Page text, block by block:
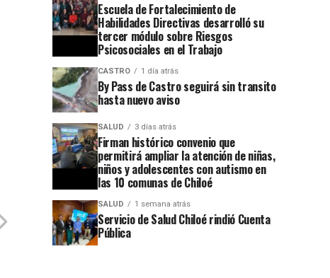
Escuela de Fortalecimiento de
Habilidades Directivas desarrolló su
tercer módulo sobre Riesgos
Psicosociales en el Trabajo
CASTRO 1 día atrás
By Pass de Castro seguirá sin transito
hasta nuevo aviso
SALUD 3 días atrás
Firman histórico convenio que
permitirá ampliar la atención de niñas,
niños y adolescentes con autismo en
las 10 comunas de Chiloé
SALUD 1 semana atrás
Servicio de Salud Chiloé rindió Cuenta
Pública